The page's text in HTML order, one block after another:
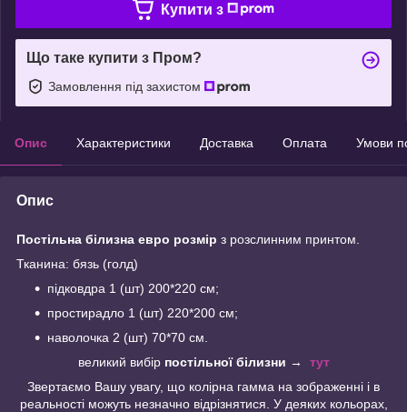
Купити з
Що таке купити з Пром?
Замовлення під захистом
Опис Характеристики Доставка Оплата Умови
Опис
Постільна білизна евро розмір з розслинним принтом.
Тканина: бязь (голд)
підковдра 1 (шт) 200*220 см;
простирадло 1 (шт) 220*200 см;
наволочка 2 (шт) 70*70 см.
великий вибірпостільної білизни →
тут
Звертаємо Вашу увагу, що колірна гамма на зображенні і в
реальності можуть незначно відрізнятися. У деяких кольорах,